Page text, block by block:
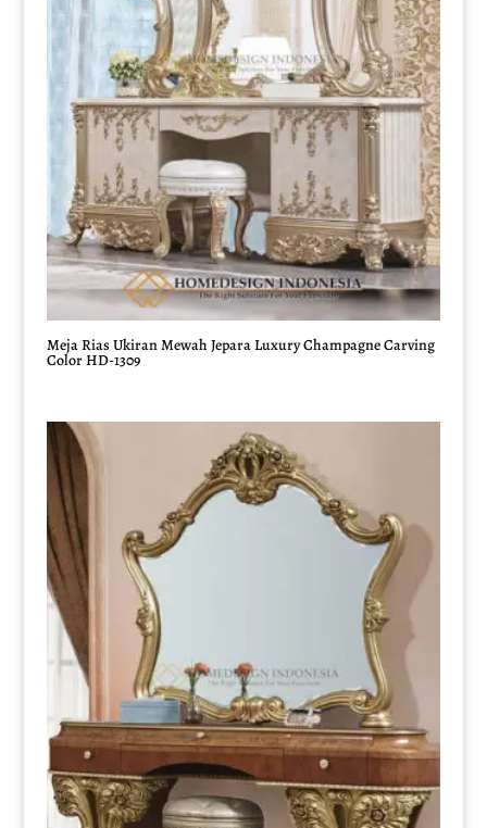
Meja Rias Ukiran Mewah Jepara Luxury Champagne Carving
Color HD-1309